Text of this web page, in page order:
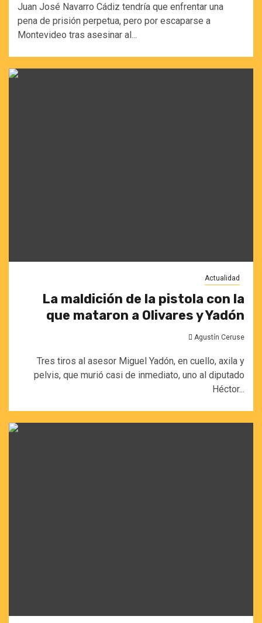
Juan José Navarro Cádiz tendría que enfrentar una
pena de prisión perpetua, pero por escaparse a
Montevideo tras asesinar al...
Actualidad
La maldición de la pistola con la
que mataron a Olivares y Yadón
Agustín Ceruse
Tres tiros al asesor Miguel Yadón, en cuello, axila y
pelvis, que murió casi de inmediato, uno al diputado
Héctor...